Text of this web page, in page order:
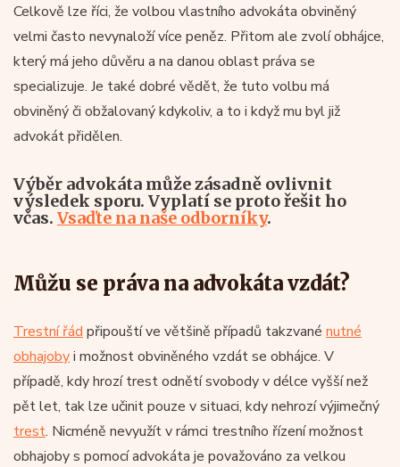
Celkově lze říci, že volbou vlastního advokáta obviněný
velmi často nevynaloží více peněz. Přitom ale zvolí obhájce,
který má jeho důvěru a na danou oblast práva se
specializuje. Je také dobré vědět, že tuto volbu má
obviněný či obžalovaný kdykoliv, a to i když mu byl již
advokát přidělen.
Výběr advokáta může zásadně ovlivnit
výsledek sporu. Vyplatí se proto řešit ho
včas. Vsaďte na naše odborníky.
Můžu se práva na advokáta vzdát?
Trestní řád připouští ve většině případů takzvané nutné
obhajobyi možnost obviněného vzdát se obhájce. V
případě, kdy hrozí trest odnětí svobody v délce vyšší než
pět let, tak lze učinit pouze v situaci, kdy nehrozí výjimečný
trest. Nicméně nevyužít v rámci trestního řízení možnost
obhajoby s pomocí advokáta je považováno za velkou